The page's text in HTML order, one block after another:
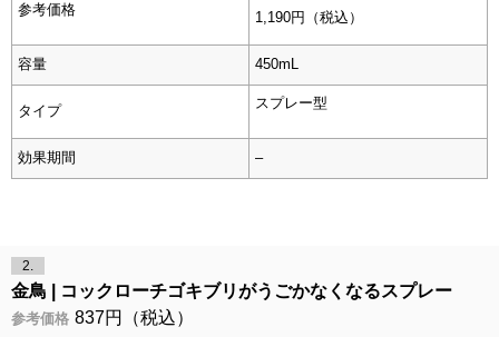
参考価格 1,190円（税込）
容量 450mL
タイプ スプレー型
効果期間 –
2.
金鳥 コックローチゴキブリがうごかなくなるスプレー
参考価格 837円（税込）